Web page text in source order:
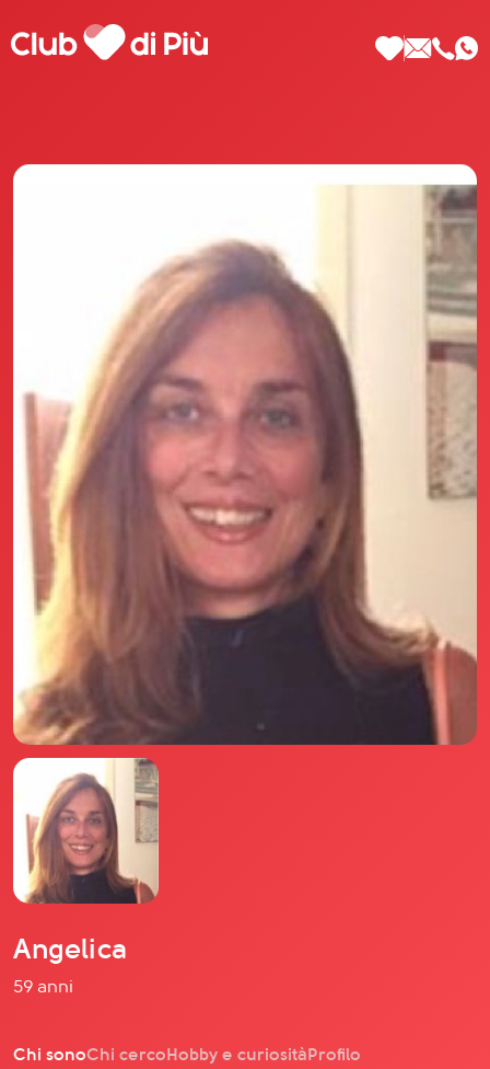
Scopri Club di Più
Le testimonianze Club di Più
La fondatrice Valeria Pilla
Annunci Donne
Agenzia matrimoniale Club di Più
Love Notebook
Il libro Donna di Cuori
Quanto costa Club di Più
Love Academy
Domande Frequenti
Impegno Sociale
Le nostre sedi
Facebook
YouTube
Instagram
TikTok
Angelica
59 anni
Chi sonoChi cercoHobby e curiositàProfilo